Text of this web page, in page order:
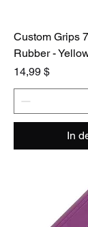
Custom Grips
Rubber -
Preis
14,99 $
In